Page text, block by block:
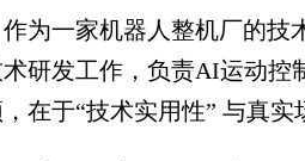
一家机器人整机厂的技术
研发工作，负责AI运动控
在于“技术实用性” 与真实